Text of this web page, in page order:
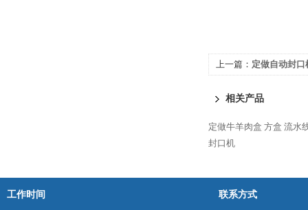
上一篇： 定做自动封口
相关产品
定做牛羊肉盒 方盒 流水
封口机
工作时间 联系方式